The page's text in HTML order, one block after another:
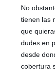
No
tienen las
que
dudes en
desde
cobertura